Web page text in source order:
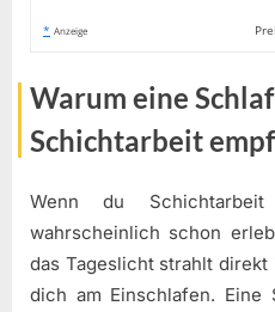
* Anzeige
Warum eine
Schichtarbeit
Wenn du
wahrscheinlich schon
das Tageslicht strahlt
dich am Einschlafen. Eine